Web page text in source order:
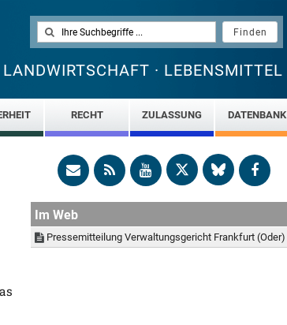
· LEBENSMITTEL
RECHT ZULASSUNG DATENBANK
Im Web
Pressemitteilung Verwaltungsgericht Frankfurt (Oder)